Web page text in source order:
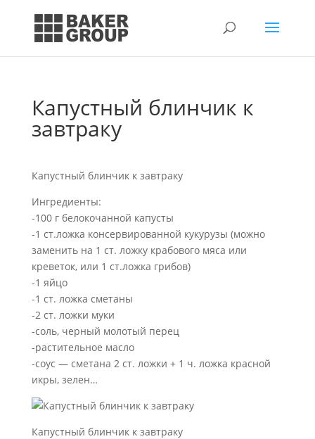
Капустный блинчик к
завтраку
Капустный блинчик к завтраку
Ингредиенты:
-100 г белокочанной капусты
-1 ст.ложка консервированной кукурузы (можно
заменить на 1 ст. ложку крабового мяса или
креветок, или 1 ст.ложка грибов)
-1 яйцо
-1 ст. ложка сметаны
-2 ст. ложки муки
-соль, черный молотый перец
-растительное масло
-соус — сметана 2 ст. ложки + 1 ч. ложка красной
икры, зелен…
Капустный блинчик к завтраку